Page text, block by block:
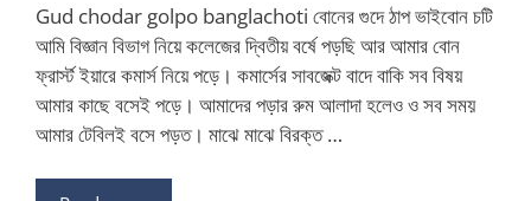
Gud chodar golpo banglachoti বোনের গুদে ঠাপ ভাইবোন চটি
আমি বিজ্ঞান বিভাগ নিয়ে কলেজের দ্বিতীয় বর্ষে পড়ছি আর আমার বোন
ফ্রার্স্ট ইয়ারে কমার্স নিয়ে পড়ে। কমার্সের সাবজেক্ট বাদে বাকি সব বিষয়
আমার কাছে বসেই পড়ে। আমাদের পড়ার রুম আলাদা হলেও ও সব সময়
আমার টেবিলই বসে পড়ত। মাঝে মাঝে বিরক্ত …